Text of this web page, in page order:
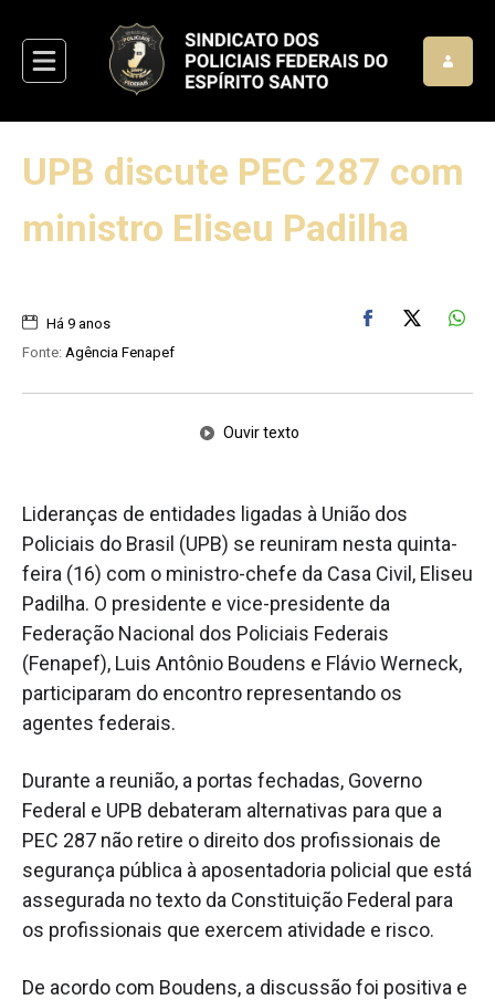
UPB discute PEC 287 com
ministro Eliseu Padilha
Há 9 anos
Fonte: Agência Fenapef
Ouvir texto
Lideranças de entidades ligadas à União dos
Policiais do Brasil (UPB) se reuniram nesta quinta-
feira (16) com o ministro-chefe da Casa Civil, Eliseu
Padilha. O presidente e vice-presidente da
Federação Nacional dos Policiais Federais
(Fenapef), Luis Antônio Boudens e Flávio Werneck,
participaram do encontro representando os
agentes federais.
Durante a reunião, a portas fechadas, Governo
Federal e UPB debateram alternativas para que a
PEC 287 não retire o direito dos profissionais de
segurança pública à aposentadoria policial que está
assegurada no texto da Constituição Federal para
os profissionais que exercem atividade e risco.
De acordo com Boudens, a discussão foi positiva e